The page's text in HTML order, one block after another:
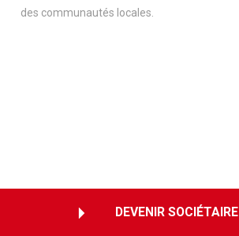
des communautés locales.
DEVENIR SOCIÉTAIRE